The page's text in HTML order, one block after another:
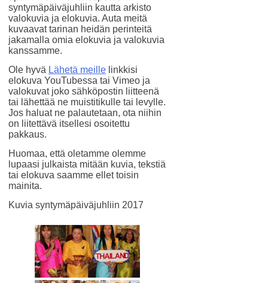
syntymäpäiväjuhliin kautta arkisto
valokuvia ja elokuvia. Auta meitä
kuvaavat tarinan heidän perinteitä
jakamalla omia elokuvia ja valokuvia
kanssamme.
Ole hyvä Lähetä meille linkkisi
elokuva YouTubessa tai Vimeo ja
valokuvat joko sähköpostin liitteenä
tai lähettää ne muistitikulle tai levylle.
Jos haluat ne palautetaan, ota niihin
on liitettävä itsellesi osoitettu
pakkaus.
Huomaa, että oletamme olemme
lupaasi julkaista mitään kuvia, tekstiä
tai elokuva saamme ellet toisin
mainita.
Kuvia syntymäpäiväjuhliin 2017